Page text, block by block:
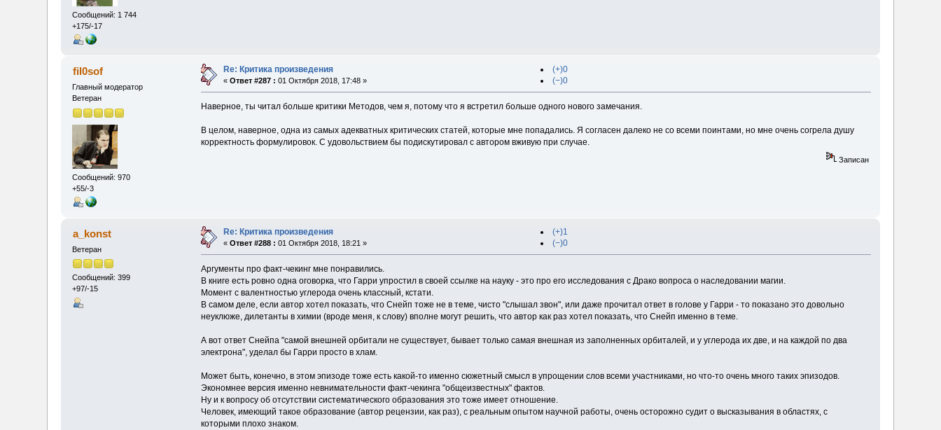
Сообщений: 1 744
+175/-17
fil0sof
Главный модератор
Ветеран
Сообщений: 970
+55/-3
Re: Критика произведения
«Ответ #287 : 01 Октября 2018, 17:48 »
(+)0
(−)0
Наверное, ты читал больше критики Методов, чем я, потому что я встретил больше одного нового замечания.
В целом, наверное, одна из самых адекватных критических статей, которые мне попадались. Я согласен далеко не со всеми поинтами, но мне очень согрела душу
корректность формулировок. С удовольствием бы подискутировал с автором вживую при случае.
Записан
a_konst
Ветеран
Сообщений: 399
+97/-15
Re: Критика произведения
«Ответ #288 : 01 Октября 2018, 18:21 »
(+)1
(−)0
Аргументы про факт-чекинг мне понравились.
В книге есть ровно одна оговорка, что Гарри упростил в своей ссылке на науку - это про его исследования с Драко вопроса о наследовании магии.
Момент с валентностью углерода очень классный, кстати.
В самом деле, если автор хотел показать, что Снейп тоже не в теме, чисто "слышал звон", или даже прочитал ответ в голове у Гарри - то показано это довольно
неуклюже, дилетанты в химии (вроде меня, к слову) вполне могут решить, что автор как раз хотел показать, что Снейп именно в теме.
А вот ответ Снейпа "самой внешней орбитали не существует, бывает только самая внешная из заполненных орбиталей, и у углерода их две, и на каждой по два
электрона", уделал бы Гарри просто в хлам.
Может быть, конечно, в этом эпизоде тоже есть какой-то именно сюжетный смысл в упрощении слов всеми участниками, но что-то очень много таких эпизодов.
Экономнее версия именно невнимательности факт-чекинга "общеизвестных" фактов.
Ну и к вопросу об отсутствии систематического образования это тоже имеет отношение.
Человек, имеющий такое образование (автор рецензии, как раз), с реальным опытом научной работы, очень осторожно судит о высказывания в областях, с
которыми плохо знаком.